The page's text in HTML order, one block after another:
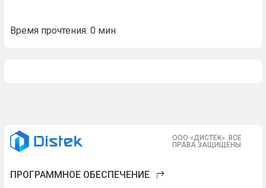
Время прочтения: 0 мин
ООО «ДИСТЕК». ВСЕ
ПРАВА ЗАЩИЩЕНЫ
ПРОГРАММНОЕ ОБЕСПЕЧЕНИЕ